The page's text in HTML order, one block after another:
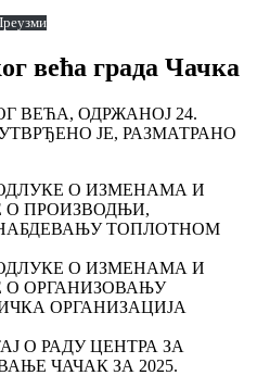
већа града Чачка
ВЕЋА, ОДРЖАНОЈ 24.
ЈЕ, РАЗМАТРАНО
О ИЗМЕНАМА И
ПРОИЗВОДЊИ,
ТОПЛОТНОМ
О ИЗМЕНАМА И
ОРГАНИЗОВАЊУ
ОРГАНИЗАЦИЈА
О РАДУ ЦЕНТРА ЗА
ЧАЧАК ЗА 2025.